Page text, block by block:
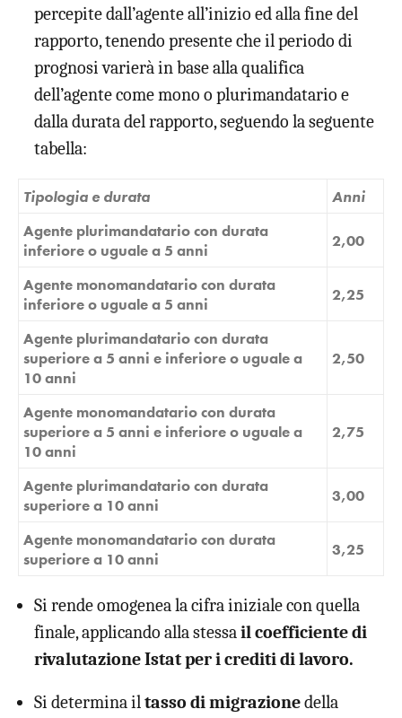
percepite dall’agente all’inizio ed alla fine del
rapporto, tenendo presente che il periodo di
prognosi varierà in base alla qualifica
dell’agente come mono o plurimandatario e
dalla durata del rapporto, seguendo la seguente
tabella:
Tipologia e durata
Anni
Agente plurimandatario con durata
inferiore o uguale a 5 anni
2,00
Agente monomandatario con durata
inferiore o uguale a 5 anni
2,25
Agente plurimandatario con durata
superiore a 5 anni e inferiore o uguale a
10 anni
2,50
Agente monomandatario con durata
superiore a 5 anni e inferiore o uguale a
10 anni
2,75
Agente plurimandatario con durata
superiore a 10 anni
3,00
Agente monomandatario con durata
superiore a 10 anni
3,25
Si rende omogenea la cifra iniziale con quella
finale, applicando alla stessail coefficiente di
rivalutazione Istat per i crediti di lavoro.
Si determina iltasso dimigrazionedella